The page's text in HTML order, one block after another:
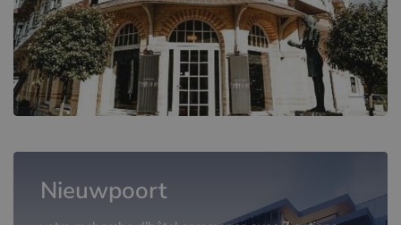
Nieuwpoort